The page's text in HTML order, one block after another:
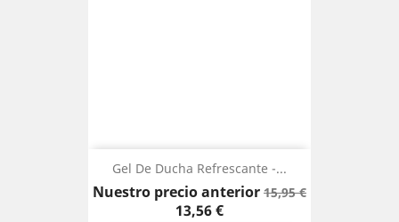
Gel De Ducha Refrescante -...
Nuestro precio anteriorPrecio
15,95 €Precio
13,56 €